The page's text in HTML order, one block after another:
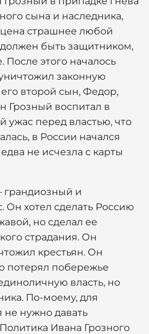
сына и наследника,
страшнее любой
быть защитником,
После этого началось
законную
второй сын, Федор,
Грозный воспитал в
ужас перед властью, что
в России начался
не исчезла с карты
грандиозный и
Он хотел сделать Россию
но сделал ее
страдания. Он
крестьян. Он
потерял побережье
власть, но
По-моему, для
нужно давать
Ивана Грозного